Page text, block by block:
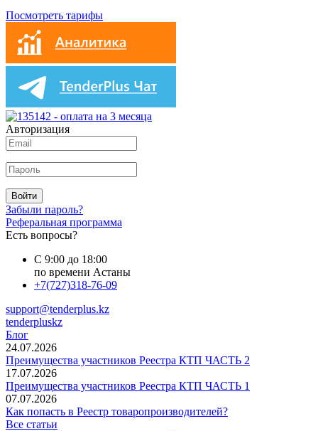
Посмотреть тарифы
Авторизация
Войти
Забыли пароль?
Реферальная программа
Есть вопросы?
С 9:00 до 18:00
по времени Астаны
+7(727)318-76-09
support@tenderplus.kz
tenderpluskz
Блог
24.07.2026
Преимущества участников Реестра КТП ЧАСТЬ 2
17.07.2026
Преимущества участников Реестра КТП ЧАСТЬ 1
07.07.2026
Как попасть в Реестр товаропроизводителей?
Все статьи